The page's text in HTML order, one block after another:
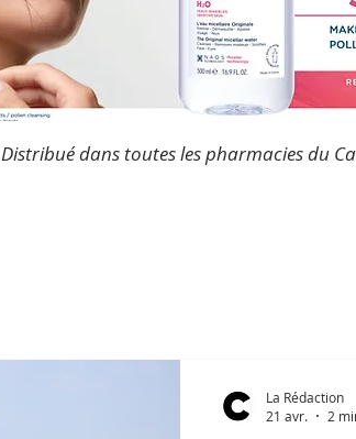
Distribué dans toutes les pharmacies du
La Rédaction
21 avr.
2